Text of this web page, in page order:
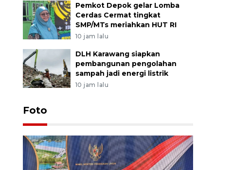
Pemkot Depok gelar Lomba
Cerdas Cermat tingkat
SMP/MTs meriahkan HUT RI
10 jam lalu
DLH Karawang siapkan
pembangunan pengolahan
sampah jadi energi listrik
10 jam lalu
Foto